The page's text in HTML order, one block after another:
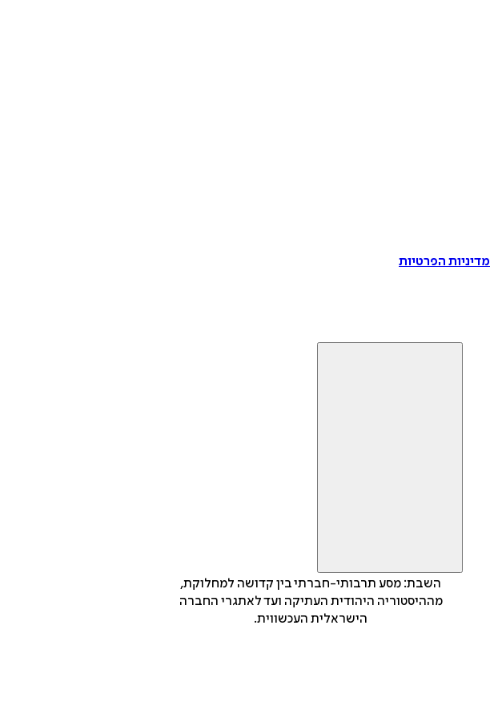
הפרטיות
השבת: מסע תרבותי-חברתי בין קדושה למחלוקת,
מההיסטוריה היהודית העתיקה ועד לאתגרי החברה
הישראלית העכשווית.